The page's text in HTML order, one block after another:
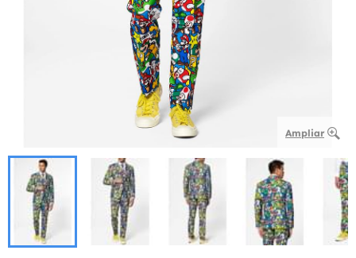
Ampliar